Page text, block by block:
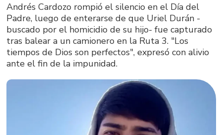
Andrés Cardozo rompió el silencio en el Día del
Padre, luego de enterarse de que Uriel Durán -
buscado por el homicidio de su hijo- fue capturado
tras balear a un camionero en la Ruta 3. "Los
tiempos de Dios son perfectos", expresó con alivio
ante el fin de la impunidad.